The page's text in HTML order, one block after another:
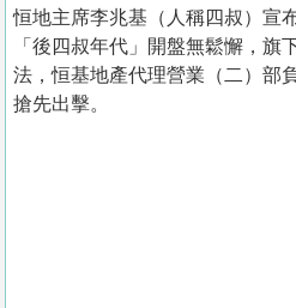
恒地主席李兆基（人稱四叔）宣
「後四叔年代」開盤無鬆懈，旗
法，恒基地產代理營業（二）部
搶先出擊。